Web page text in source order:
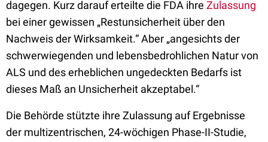
dagegen. Kurz darauf erteilte die FDA ihre Zulassung
bei einer gewissen „Restunsicherheit über den
Nachweis der Wirksamkeit.“ Aber „angesichts der
schwerwiegenden und lebensbedrohlichen Natur von
ALS und des erheblichen ungedeckten Bedarfs ist
dieses Maß an Unsicherheit akzeptabel.“
Die Behörde stützte ihre Zulassung auf Ergebnisse
der multizentrischen, 24-wöchigen Phase-II-Studie,